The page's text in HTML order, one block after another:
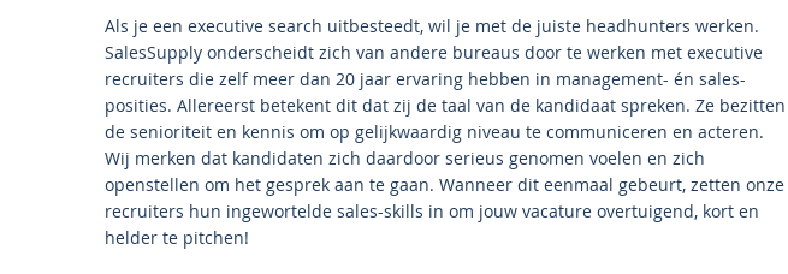
Als je een executive search uitbesteedt, wil je met de juiste headhunters werken.
SalesSupply onderscheidt zich van andere bureaus door te werken met executive
recruiters die zelf meer dan 20 jaar ervaring hebben in management- én sales-
posities. Allereerst betekent dit dat zij de taal van de kandidaat spreken. Ze bezitten
de senioriteit en kennis om op gelijkwaardig niveau te communiceren en acteren.
Wij merken dat kandidaten zich daardoor serieus genomen voelen en zich
openstellen om het gesprek aan te gaan. Wanneer dit eenmaal gebeurt, zetten onze
recruiters hun ingewortelde sales-skills in om jouw vacature overtuigend, kort en
helder te pitchen!